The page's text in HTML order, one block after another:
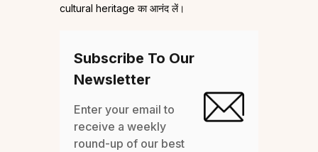
cultural heritage का आनंद लें।
Subscribe To Our
Newsletter
Enter your email to
receive a weekly
round-up of our best